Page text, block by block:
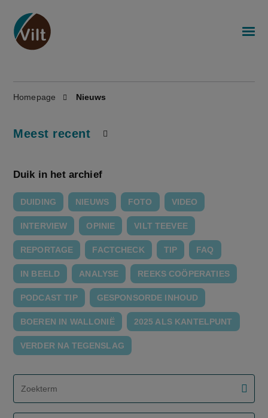
Homepage Nieuws
Meest recent
Duik in het archief
DUIDING NIEUWS FOTO VIDEO
INTERVIEW OPINIE VILT TEEVEE
REPORTAGE FACTCHECK TIP FAQ
IN BEELD ANALYSE REEKS COÖPERATIES
PODCAST TIP GESPONSORDE INHOUD
BOEREN IN WALLONIË 2025 ALS KANTELPUNT
VERDER NA TEGENSLAG